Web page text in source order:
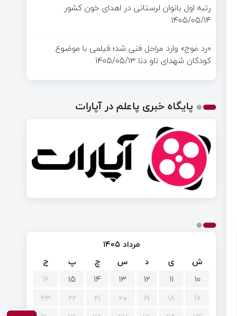
رتبه اول بانوان لرستانی در اهدای خون کشور
۱۴۰۵/۰۵/۱۴
«رد موج» وارد مراحل فنی شد؛ فیلمی با موضوع
کودکان شهدای ناو دنا ۱۴۰۵/۰۵/۱۳
پایگاه خبری پاعلم در آپارات
مرداد ۱۴۰۵
ش
ی د س چ پ
ج
۱۰
۱۱ ۱۲ ۱۳ ۱۴ ۱۵
۱۶
۱۷
۱۸ ۱۹ ۲۰ ۲۱ ۲۲
۲۳